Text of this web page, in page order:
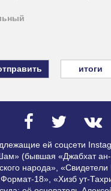
итоги
ей соцсети
(бывшая «Джабхат ан-
народа», «Свидетели
18», «Хизб ут-